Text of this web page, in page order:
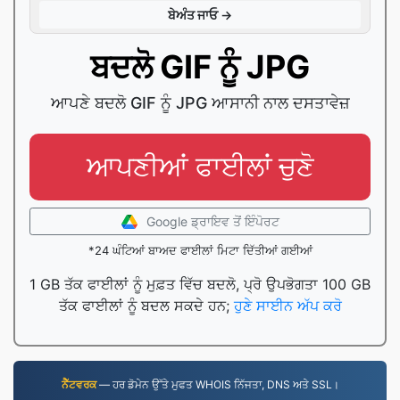
ਬੇਅੰਤ ਜਾਓ →
ਬਦਲੋ GIF ਨੂੰ JPG
ਆਪਣੇ ਬਦਲੋ GIF ਨੂੰ JPG ਆਸਾਨੀ ਨਾਲ ਦਸਤਾਵੇਜ਼
ਆਪਣੀਆਂ ਫਾਈਲਾਂ ਚੁਣੋ
Google ਡ੍ਰਾਇਵ ਤੋਂ ਇੰਪੋਰਟ
*24 ਘੰਟਿਆਂ ਬਾਅਦ ਫਾਈਲਾਂ ਮਿਟਾ ਦਿੱਤੀਆਂ ਗਈਆਂ
1 GB ਤੱਕ ਫਾਈਲਾਂ ਨੂੰ ਮੁਫ਼ਤ ਵਿੱਚ ਬਦਲੋ, ਪ੍ਰੋ ਉਪਭੋਗਤਾ 100 GB
ਤੱਕ ਫਾਈਲਾਂ ਨੂੰ ਬਦਲ ਸਕਦੇ ਹਨ;ਹੁਣੇ ਸਾਈਨ ਅੱਪ ਕਰੋ
ਨੈੱਟਵਰਕ— ਹਰ ਡੋਮੇਨ ਉੱਤੇ ਮੁਫਤ WHOIS ਨਿੱਜਤਾ, DNS ਅਤੇ SSL।